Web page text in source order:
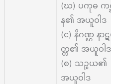
(ဃ) ပကုဓ ကစ္ဆာ
န၏ အယူဝါဒ
(င) နိဂဏ္ဌ နာဋပု
တ္တ၏ အယူဝါဒ
(စ) သဉ္စယ၏
အယူဝါဒ